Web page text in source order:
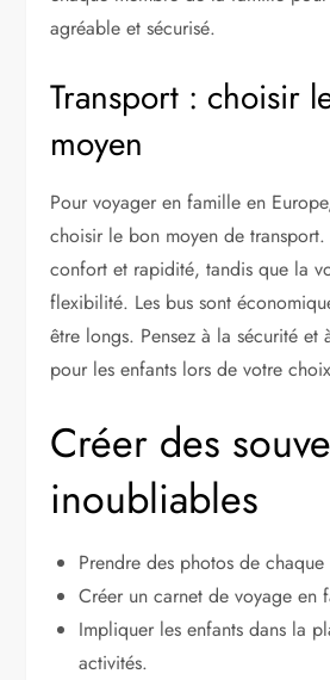
agréable et sécurisé.
Transport : choisir
moyen
Pour voyager en famille en
choisir le bon moyen de
confort et rapidité, tandis que la
flexibilité. Les bus sont
être longs. Pensez à la sécurité et
pour les enfants lors de votre
Créer des
inoubliables
Prendre des photos de
Créer un carnet de voyage en
Impliquer les enfants dans la
activités.